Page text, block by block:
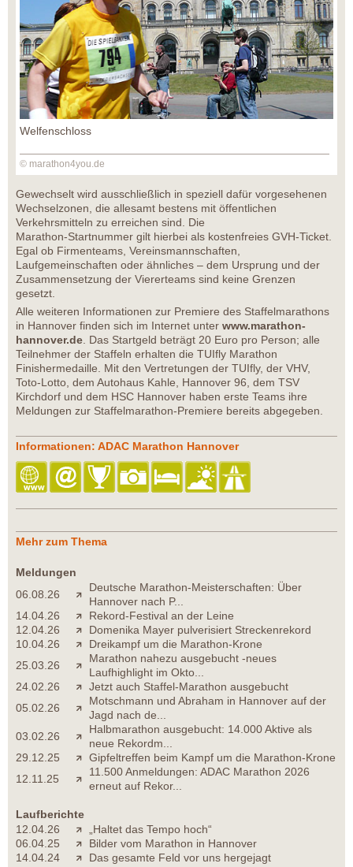
Welfenschloss
© marathon4you.de
Gewechselt wird ausschließlich in speziell dafür vorgesehenen
Wechselzonen, die allesamt bestens mit öffentlichen
Verkehrsmitteln zu erreichen sind. Die
Marathon-Startnummer gilt hierbei als kostenfreies GVH-Ticket.
Egal ob Firmenteams, Vereinsmannschaften,
Laufgemeinschaften oder ähnliches – dem Ursprung und der
Zusammensetzung der Viererteams sind keine Grenzen
gesetzt.
Alle weiteren Informationen zur Premiere des Staffelmarathons
in Hannover finden sich im Internet unter www.marathon-
hannover.de . Das Startgeld beträgt 20 Euro pro Person; alle
Teilnehmer der Staffeln erhalten die TUIfly Marathon
Finishermedaille. Mit den Vertretungen der TUIfly, der VHV,
Toto-Lotto, dem Autohaus Kahle, Hannover 96, dem TSV
Kirchdorf und dem HSC Hannover haben erste Teams ihre
Meldungen zur Staffelmarathon-Premiere bereits abgegeben.
Informationen: ADAC Marathon Hannover
Mehr zum Thema
Meldungen
06.08.26
Deutsche Marathon-Meisterschaften: Über
Hannover nach P...
14.04.26
Rekord-Festival an der Leine
12.04.26
Domenika Mayer pulverisiert Streckenrekord
10.04.26
Dreikampf um die Marathon-Krone
25.03.26
Marathon nahezu ausgebucht -neues
Laufhighlight im Okto...
24.02.26
Jetzt auch Staffel-Marathon ausgebucht
05.02.26
Motschmann und Abraham in Hannover auf der
Jagd nach de...
03.02.26
Halbmarathon ausgebucht: 14.000 Aktive als
neue Rekordm...
29.12.25
Gipfeltreffen beim Kampf um die Marathon-Krone
12.11.25
11.500 Anmeldungen: ADAC Marathon 2026
erneut auf Rekor...
Laufberichte
12.04.26
„Haltet das Tempo hoch“
06.04.25
Bilder vom Marathon in Hannover
14.04.24
Das gesamte Feld vor uns hergejagt